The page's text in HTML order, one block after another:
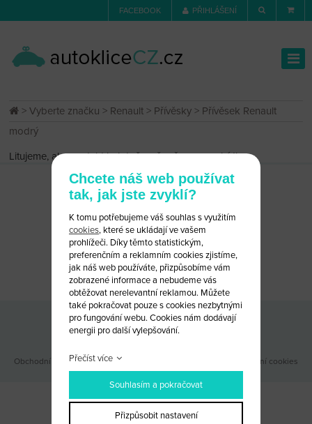
FACEBOOK PŘIHLÁŠENÍ
>Vyberte značku > Renault > Přívěsky > Přívěsek Renault
modrý
Litujeme, ale produkt byl dočasně vyřazen z nabídky.
CHCETE PORADIT?NAPIŠTE NÁM
Odběr novinek
Obchodní podmínky| Webové stránky ©2026 PANKREA Nastavení cookies
Chcete náš web používat
tak, jak jste zvyklí?
K tomu potřebujeme váš souhlas s využitím
cookies, které se ukládají ve vašem
prohlížeči. Díky těmto statistickým,
preferenčním a reklamním cookies zjistíme,
jak náš web používáte, přizpůsobíme vám
zobrazené informace a nebudeme vás
obtěžovat nerelevantní reklamou. Můžete
také pokračovat pouze s cookies nezbytnými
pro fungování webu. Cookies nám dodávají
energii pro další vylepšování.
Přečíst více
Souhlasím a pokračovat
Přizpůsobit nastavení